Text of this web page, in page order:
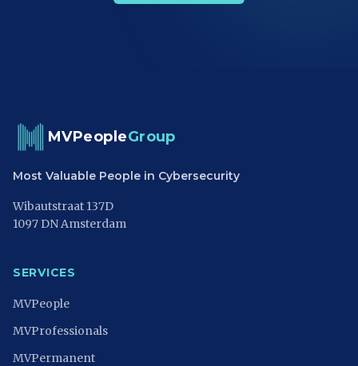
MVPeopleGroup
Most Valuable People in Cybersecurity
Wibautstraat 137D
1097 DN Amsterdam
SERVICES
MVPeople
MVProfessionals
MVPermanent